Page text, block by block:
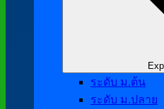
ระดับ ม.ต้น
ระดับ ม.ปลาย